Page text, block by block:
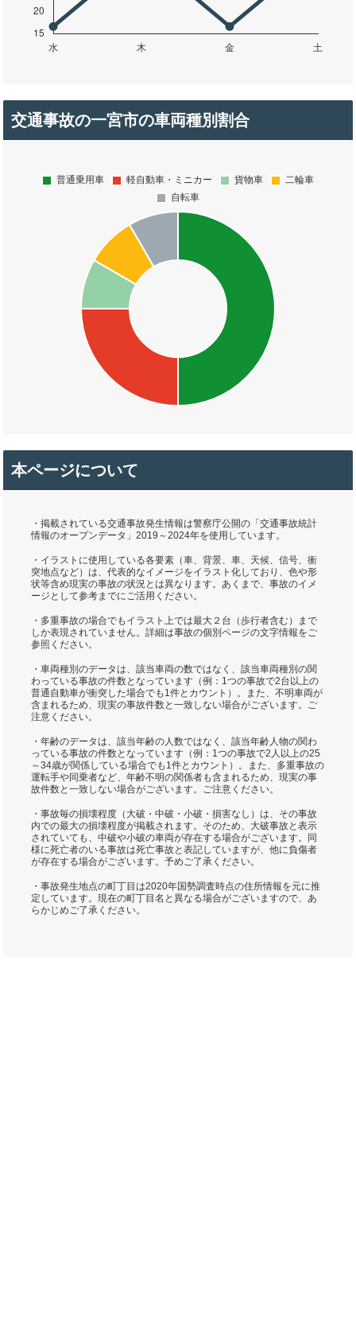
交通事故の一宮市の車両種別割合
本ページについて
・掲載されている交通事故発生情報は警察庁公開の「交通事故統計
情報のオープンデータ」2019～2024年を使用しています。
・イラストに使用している各要素（車、背景、車、天候、信号、衝
突地点など）は、代表的なイメージをイラスト化しており、色や形
状等含め現実の事故の状況とは異なります。あくまで、事故のイメ
ージとして参考までにご活用ください。
・多重事故の場合でもイラスト上では最大２台（歩行者含む）まで
しか表現されていません。詳細は事故の個別ページの文字情報をご
参照ください。
・車両種別のデータは、該当車両の数ではなく、該当車両種別の関
わっている事故の件数となっています（例：1つの事故で2台以上の
普通自動車が衝突した場合でも1件とカウント）。また、不明車両が
含まれるため、現実の事故件数と一致しない場合がございます。ご
注意ください。
・年齢のデータは、該当年齢の人数ではなく、該当年齢人物の関わ
っている事故の件数となっています（例：1つの事故で2人以上の25
～34歳が関係している場合でも1件とカウント）。また、多重事故の
運転手や同乗者など、年齢不明の関係者も含まれるため、現実の事
故件数と一致しない場合がございます。ご注意ください。
・事故毎の損壊程度（大破・中破・小破・損害なし）は、その事故
内での最大の損壊程度が掲載されます。そのため、大破事故と表示
されていても、中破や小破の車両が存在する場合がございます。同
様に死亡者のいる事故は死亡事故と表記していますが、他に負傷者
が存在する場合がございます。予めご了承ください。
・事故発生地点の町丁目は2020年国勢調査時点の住所情報を元に推
定しています。現在の町丁目名と異なる場合がございますので、あ
らかじめご了承ください。